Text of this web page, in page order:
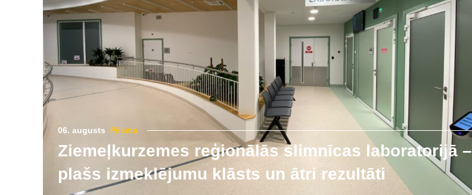
06. augusts Pilsēta
Ziemeļkurzemes reģionālās slimnīcas laboratorijā –
plašs izmeklējumu klāsts un ātri rezultāti